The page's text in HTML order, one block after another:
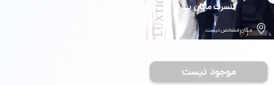
بلیط
کنسرت ماکان بند
مکان مشخص نیست
موجود نیست